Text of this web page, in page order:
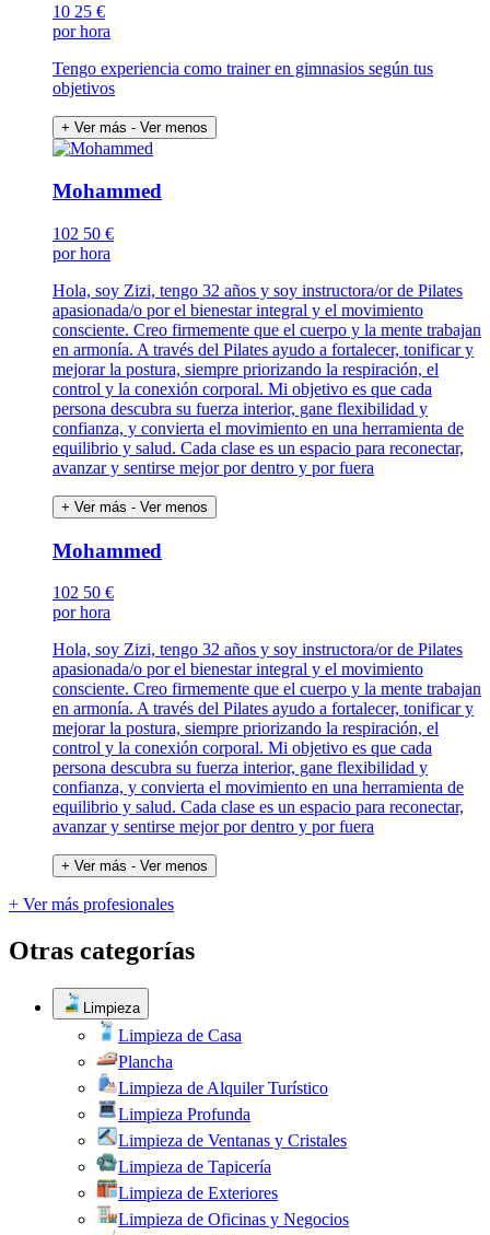
10 25 €
por hora
Tengo experiencia como trainer en gimnasios según tus
objetivos
+ Ver más - Ver menos
Mohammed
102 50 €
por hora
Hola, soy Zizi, tengo 32 años y soy instructora/or de Pilates
apasionada/o por el bienestar integral y el movimiento
consciente. Creo firmemente que el cuerpo y la mente trabajan
en armonía. A través del Pilates ayudo a fortalecer, tonificar y
mejorar la postura, siempre priorizando la respiración, el
control y la conexión corporal. Mi objetivo es que cada
persona descubra su fuerza interior, gane flexibilidad y
confianza, y convierta el movimiento en una herramienta de
equilibrio y salud. Cada clase es un espacio para reconectar,
avanzar y sentirse mejor por dentro y por fuera
+ Ver más - Ver menos
Mohammed
102 50 €
por hora
Hola, soy Zizi, tengo 32 años y soy instructora/or de Pilates
apasionada/o por el bienestar integral y el movimiento
consciente. Creo firmemente que el cuerpo y la mente trabajan
en armonía. A través del Pilates ayudo a fortalecer, tonificar y
mejorar la postura, siempre priorizando la respiración, el
control y la conexión corporal. Mi objetivo es que cada
persona descubra su fuerza interior, gane flexibilidad y
confianza, y convierta el movimiento en una herramienta de
equilibrio y salud. Cada clase es un espacio para reconectar,
avanzar y sentirse mejor por dentro y por fuera
+ Ver más - Ver menos
+ Ver más profesionales
Otras categorías
Limpieza
Limpieza de Casa
Plancha
Limpieza de Alquiler Turístico
Limpieza Profunda
Limpieza de Ventanas y Cristales
Limpieza de Tapicería
Limpieza de Exteriores
Limpieza de Oficinas y Negocios